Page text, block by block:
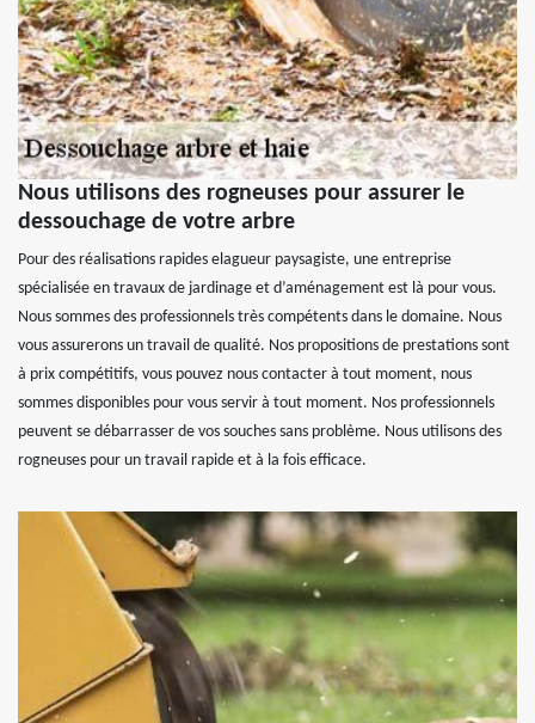
Nous utilisons des rogneuses pour assurer le
dessouchage de votre arbre
Pour des réalisations rapides elagueur paysagiste, une entreprise
spécialisée en travaux de jardinage et d’aménagement est là pour vous.
Nous sommes des professionnels très compétents dans le domaine. Nous
vous assurerons un travail de qualité. Nos propositions de prestations sont
à prix compétitifs, vous pouvez nous contacter à tout moment, nous
sommes disponibles pour vous servir à tout moment. Nos professionnels
peuvent se débarrasser de vos souches sans problème. Nous utilisons des
rogneuses pour un travail rapide et à la fois efficace.